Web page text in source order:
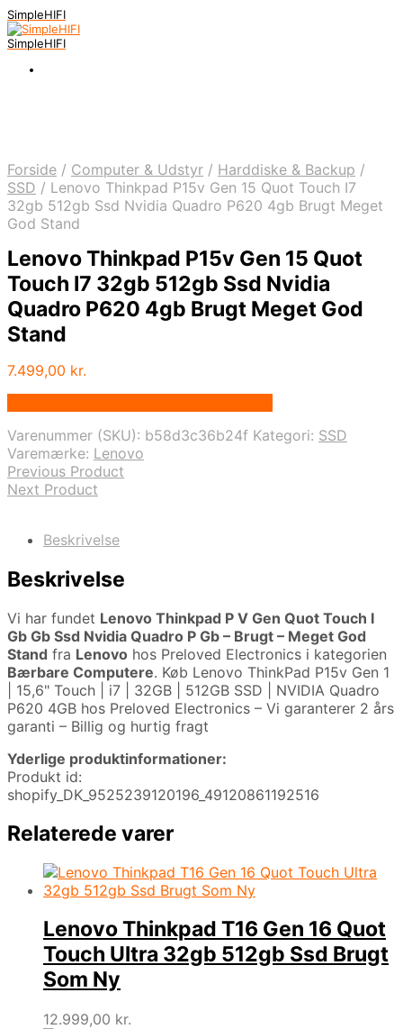
SimpleHIFI
SimpleHIFI
Forside / Computer & Udstyr / Harddiske & Backup /
SSD / Lenovo Thinkpad P15v Gen 15 Quot Touch I7
32gb 512gb Ssd Nvidia Quadro P620 4gb Brugt Meget
God Stand
Lenovo Thinkpad P15v Gen 15 Quot
Touch I7 32gb 512gb Ssd Nvidia
Quadro P620 4gb Brugt Meget God
Stand
7.499,00 kr.
Varenummer (SKU): b58d3c36b24f Kategori: SSD
Varemærke: Lenovo
Previous Product
Next Product
Beskrivelse
Beskrivelse
Vi har fundet Lenovo Thinkpad P V Gen Quot Touch I
Gb Gb Ssd Nvidia Quadro P Gb – Brugt – Meget God
Stand fra Lenovo hos Preloved Electronics i kategorien
Bærbare Computere. Køb Lenovo ThinkPad P15v Gen 1
| 15,6" Touch | i7 | 32GB | 512GB SSD | NVIDIA Quadro
P620 4GB hos Preloved Electronics – Vi garanterer 2 års
garanti – Billig og hurtig fragt
Yderlige produktinformationer:
Produkt id:
shopify_DK_9525239120196_49120861192516
Relaterede varer
Lenovo Thinkpad T16 Gen 16 Quot
Touch Ultra 32gb 512gb Ssd Brugt
Som Ny
12.999,00 kr.